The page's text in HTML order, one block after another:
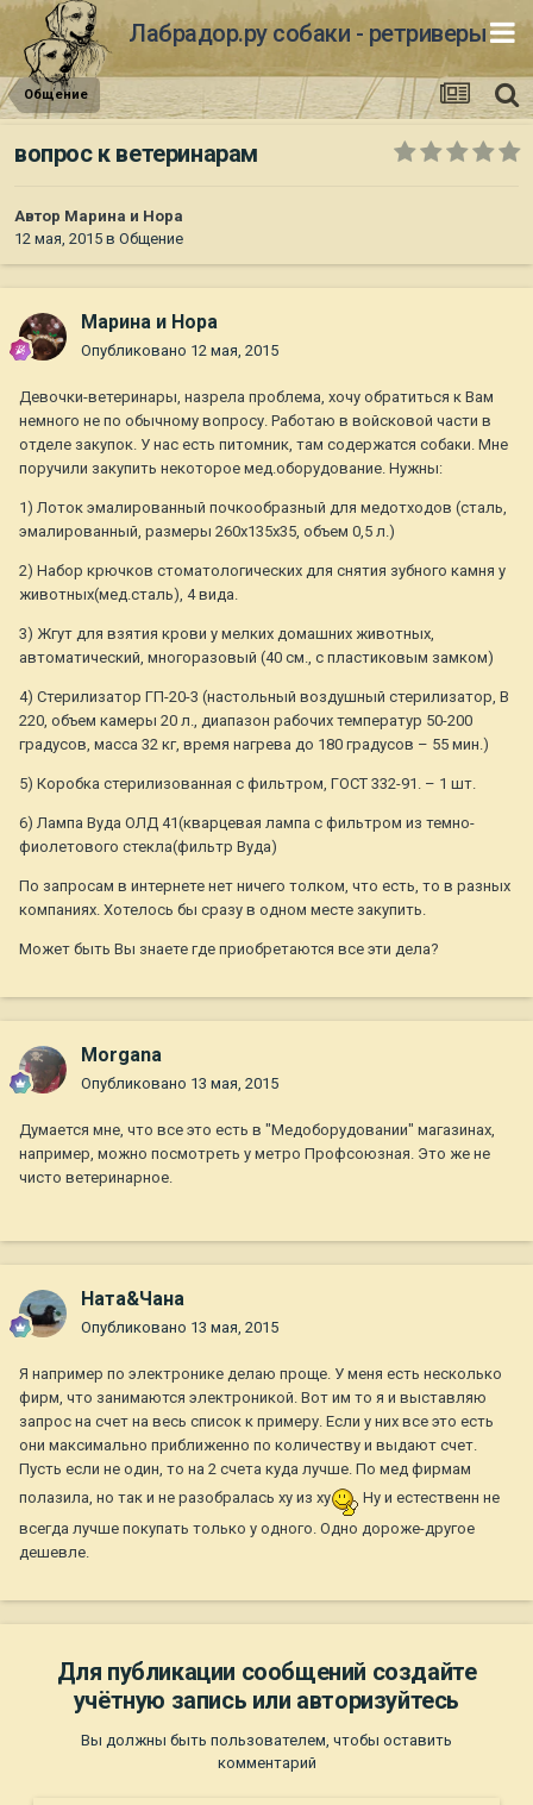
Лабрадор.ру собаки - ретриверы
Общение
вопрос к ветеринарам
Автор Марина и Нора
12 мая, 2015 в Общение
Марина и Нора
Опубликовано 12 мая, 2015
Девочки-ветеринары, назрела проблема, хочу обратиться к Вам
немного не по обычному вопросу. Работаю в войсковой части в
отделе закупок. У нас есть питомник, там содержатся собаки. Мне
поручили закупить некоторое мед.оборудование. Нужны:
1) Лоток эмалированный почкообразный для медотходов (сталь,
эмалированный, размеры 260х135х35, объем 0,5 л.)
2) Набор крючков стоматологических для снятия зубного камня у
животных(мед.сталь), 4 вида.
3) Жгут для взятия крови у мелких домашних животных,
автоматический, многоразовый (40 см., с пластиковым замком)
4) Стерилизатор ГП-20-3 (настольный воздушный стерилизатор, В
220, объем камеры 20 л., диапазон рабочих температур 50-200
градусов, масса 32 кг, время нагрева до 180 градусов – 55 мин.)
5) Коробка стерилизованная с фильтром, ГОСТ 332-91. – 1 шт.
6) Лампа Вуда ОЛД 41(кварцевая лампа с фильтром из темно-
фиолетового стекла(фильтр Вуда)
По запросам в интернете нет ничего толком, что есть, то в разных
компаниях. Хотелось бы сразу в одном месте закупить.
Может быть Вы знаете где приобретаются все эти дела?
Morgana
Опубликовано 13 мая, 2015
Думается мне, что все это есть в "Медоборудовании" магазинах,
например, можно посмотреть у метро Профсоюзная. Это же не
чисто ветеринарное.
Ната&Чана
Опубликовано 13 мая, 2015
Я например по электронике делаю проще. У меня есть несколько
фирм, что занимаются электроникой. Вот им то я и выставляю
запрос на счет на весь список к примеру. Если у них все это есть
они максимально приближенно по количеству и выдают счет.
Пусть если не один, то на 2 счета куда лучше. По мед фирмам
полазила, но так и не разобралась ху из ху
Ну и естественн не
всегда лучше покупать только у одного. Одно дороже-другое
дешевле.
Для публикации сообщений создайте
учётную запись или авторизуйтесь
Вы должны быть пользователем, чтобы оставить
комментарий